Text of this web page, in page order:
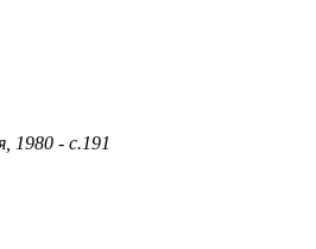
1980 - с.191